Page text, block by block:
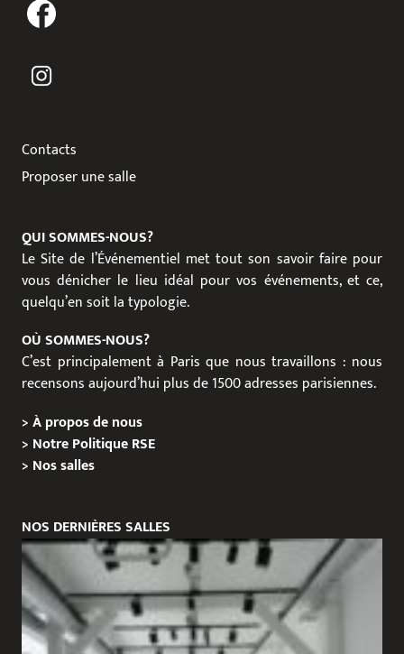
Contacts
Proposer une salle
QUI SOMMES-NOUS?
Le Site de l’Événementiel met tout son savoir faire pour
vous dénicher le lieu idéal pour vos événements, et ce,
quelqu’en soit la typologie.
OÙ SOMMES-NOUS?
C’est principalement à Paris que nous travaillons : nous
recensons aujourd’hui plus de 1500 adresses parisiennes.
>À propos de nous
> Notre Politique RSE
> Nos salles
NOS DERNIÈRES SALLES